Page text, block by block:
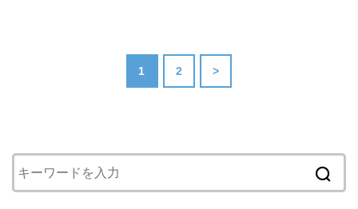
1 2 >